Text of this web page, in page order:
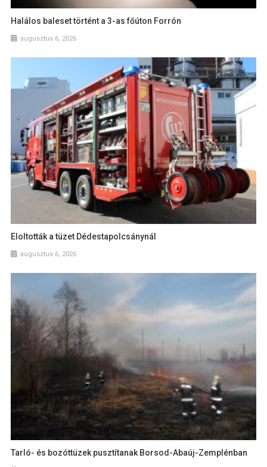
Halálos baleset történt a 3-as főúton Forrón
augusztus 6, 2026
Eloltották a tüzet Dédestapolcsánynál
augusztus 6, 2026
Tarló- és bozóttüzek pusztítanak Borsod-Abaúj-Zemplénban